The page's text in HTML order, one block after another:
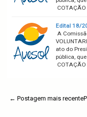
COTAÇÃO
Edital 18/
A
ato do
pública,
COTAÇÃO
← Postagem mais recente